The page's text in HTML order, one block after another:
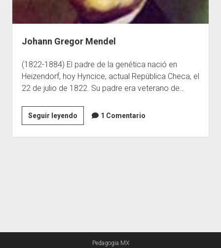
Recursos
General
Escuelas
Johann Gregor Mendel
(1822-1884) El padre de la genética nació en
Heizendorf, hoy Hyncice, actual República Checa, el
22 de julio de 1822. Su padre era veterano de…
Seguir leyendoJohann
Gregor
Mendel
1 Comentario
Pedagogia.MX